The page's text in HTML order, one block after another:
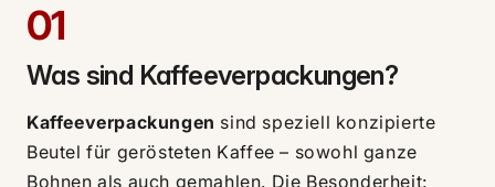
01
Was sind Kaffeeverpackungen?
Kaffeeverpackungen sind speziell konzipierte
Beutel für gerösteten Kaffee – sowohl ganze
Bohnen als auch gemahlen. Die Besonderheit: